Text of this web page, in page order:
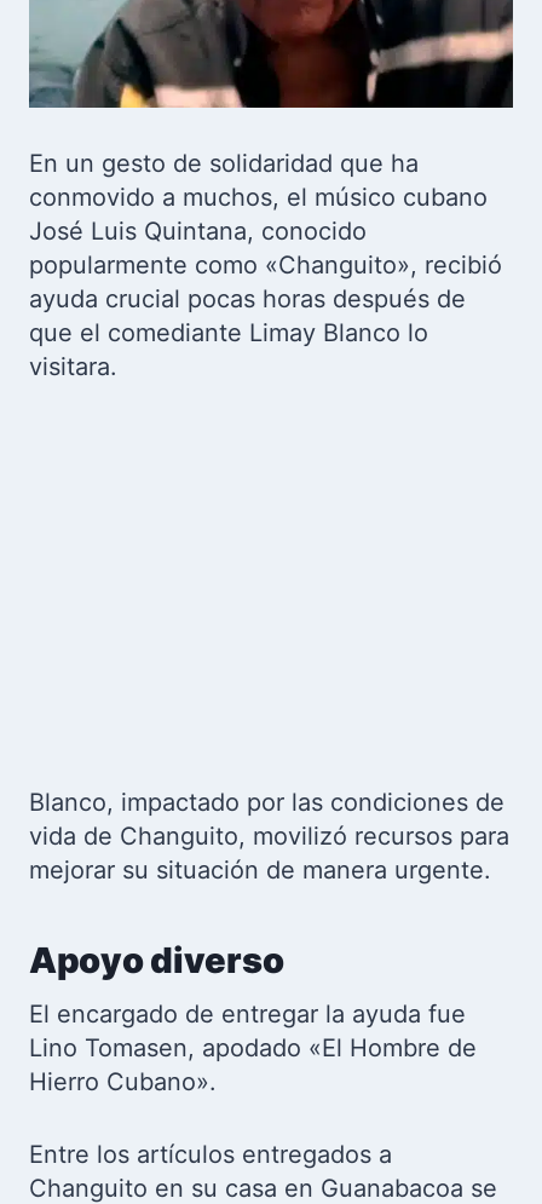
En un gesto de solidaridad que ha
conmovido a muchos, el músico cubano
José Luis Quintana, conocido
popularmente como «Changuito», recibió
ayuda crucial pocas horas después de
que el comediante Limay Blanco lo
visitara.
Blanco, impactado por las condiciones de
vida de Changuito, movilizó recursos para
mejorar su situación de manera urgente.
Apoyo diverso
El encargado de entregar la ayuda fue
Lino Tomasen, apodado «El Hombre de
Hierro Cubano».
Entre los artículos entregados a
Changuito en su casa en Guanabacoa se